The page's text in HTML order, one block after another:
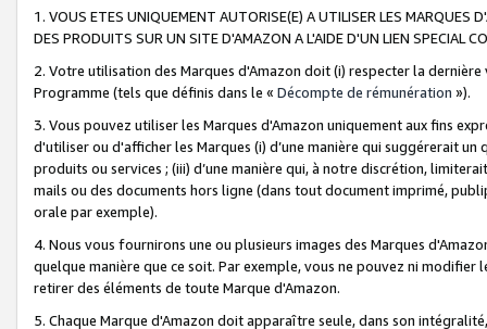
1. VOUS ETES UNIQUEMENT AUTORISE(E) A UTILISER LES MARQUES
DES PRODUITS SUR UN SITE D'AMAZON A L'AIDE D'UN LIEN SPECIAL
2. Votre utilisation des Marques d'Amazon doit (i) respecter la
Programme (tels que définis dans le « Décompte de rémunération »).
3. Vous pouvez utiliser les Marques d'Amazon uniquement aux fins
d'utiliser ou d'afficher les Marques (i) d’une manière qui suggérerait
produits ou services ; (iii) d’une manière qui, à notre discrétion,
mails ou des documents hors ligne (dans tout document imprimé,
orale par exemple).
4. Nous vous fournirons une ou plusieurs images des Marques
quelque manière que ce soit. Par exemple, vous ne pouvez ni
retirer des éléments de toute Marque d'Amazon.
5. Chaque Marque d'Amazon doit apparaître seule, dans son